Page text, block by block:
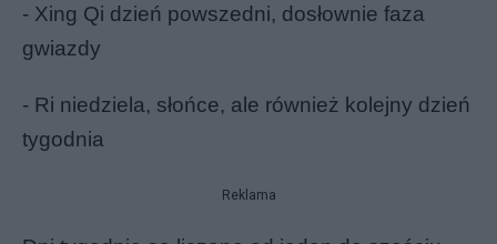
- Xing Qi dzień powszedni, dosłownie faza
gwiazdy
- Ri niedziela, słońce, ale również kolejny dzień
tygodnia
Reklama